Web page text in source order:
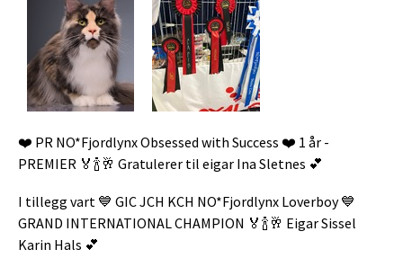
❤️ PR NO*Fjordlynx Obsessed with Success ❤️ 1 år -
PREMIER 🏅🍾🥂 Gratulerer til eigar Ina Sletnes 💕
I tillegg vart 💙 GIC JCH KCH NO*Fjordlynx Loverboy 💙
GRAND INTERNATIONAL CHAMPION 🏅🍾🥂 Eigar Sissel
Karin Hals 💕